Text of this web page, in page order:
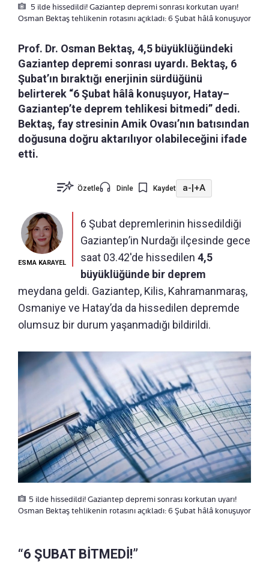
5 ilde hissedildi! Gaziantep depremi sonrası korkutan uyarı!
Osman Bektaş tehlikenin rotasını açıkladı: 6 Şubat hâlâ konuşuyor
Prof. Dr. Osman Bektaş, 4,5 büyüklüğündeki
Gaziantep depremi sonrası uyardı. Bektaş, 6
Şubat’ın bıraktığı enerjinin sürdüğünü
belirterek “6 Şubat hâlâ konuşuyor, Hatay–
Gaziantep’te deprem tehlikesi bitmedi” dedi.
Bektaş, fay stresinin Amik Ovası’nın batısından
doğusuna doğru aktarılıyor olabileceğini ifade
etti.
Özetle Dinle Kaydet a-|+A
ESMA KARAYEL
6 Şubat depremlerinin hissedildiği
Gaziantep’in Nurdağı ilçesinde gece
saat 03.42'de hissedilen 4,5
büyüklüğünde bir deprem
meydana geldi. Gaziantep, Kilis, Kahramanmaraş,
Osmaniye ve Hatay’da da hissedilen depremde
olumsuz bir durum yaşanmadığı bildirildi.
5 ilde hissedildi! Gaziantep depremi sonrası korkutan uyarı!
Osman Bektaş tehlikenin rotasını açıkladı: 6 Şubat hâlâ konuşuyor
“6 ŞUBAT BİTMEDİ!”